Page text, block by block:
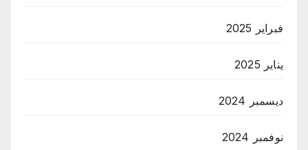
فبراير 2025
يناير 2025
ديسمبر 2024
نوفمبر 2024